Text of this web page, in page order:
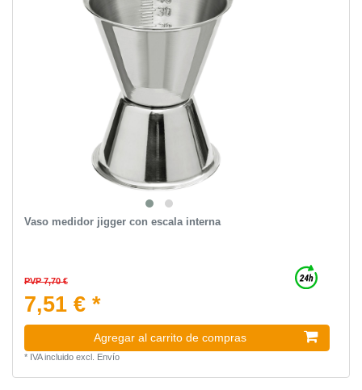
Vaso medidor jigger con escala interna
PVP 7,70 €
7,51 € *
Agregar al carrito de compras
* IVA incluidoexcl. Envío